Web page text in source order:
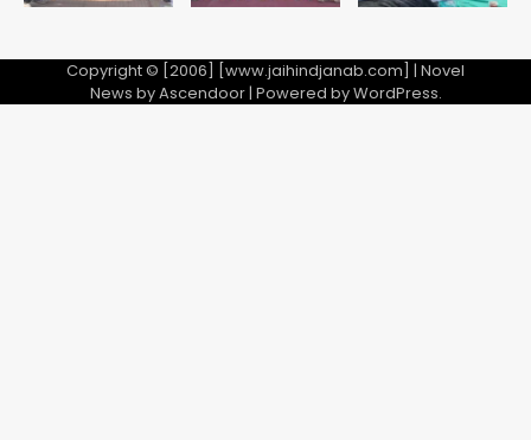
Copyright © [2006] [www.jaihindjanab.com] | Novel
News byAscendoor| Powered byWordPress.